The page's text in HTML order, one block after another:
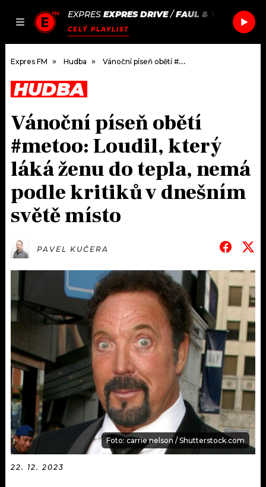
JAK
SEZNAM.CZ
EXPRES EXPRES DRIVE/FAUL & WAD AD &
CELÝ PLAYLIST
DOMŮ
ČLÁNKY
AKTUÁLNĚ
HUDBA
ROZHOVORY
#NEBUDUDOMA
KALENDÁŘ
KVÍZY
TRENDY
KULTURA
MIX
OSTATNÍ
PODCASTY
JAK NALADIT
RÁDIO
APLIKACE
PLAYLIST
JAK NALADIT
SOUTĚŽE
Expres FM Hudba Vánoční píseň obětí #metoo: Loudil, který láká ženu do tepla, nemá podle kritiků v dnešním světě místo
HUDBA
Vánoční píseň obětí
#metoo: Loudil, který
láká ženu do tepla, nemá
podle kritiků v dnešním
světě místo
PAVEL KUČERA
Foto: carrie nelson / Shutterstock.com
22. 12. 2023